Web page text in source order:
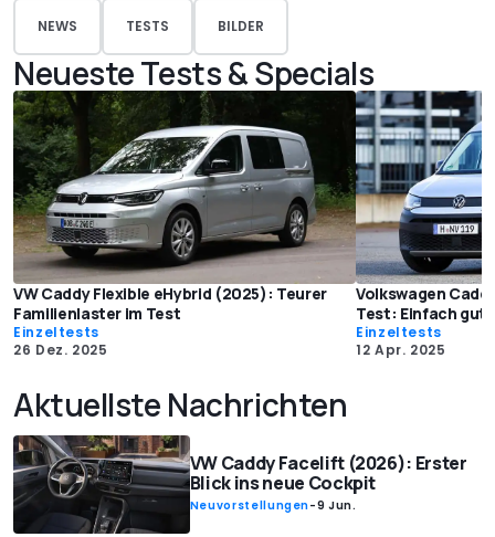
NEWS TESTS BILDER
Neueste Tests & Specials
VW Caddy Flexible eHybrid (2025): Teurer
Familienlaster im Test
Einzeltests
26 Dez. 2025
Volkswagen
Test: Einfach gut
Einzeltests
12 Apr. 2025
Aktuellste Nachrichten
VW Caddy Facelift (2026): Erster
Blick ins neue Cockpit
Neuvorstellungen-9 Jun.